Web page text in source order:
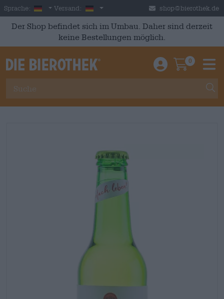
Skip to main content
Sprache: German
Versand: Deutschland shop@bierothek.de
Der Shop befindet sich im Umbau. Daher sind derzeit
keine Bestellungen möglich.
Einloggen /
0